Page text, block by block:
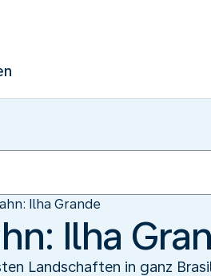
Ilha Grande
Ilha
Landschaften in ganz